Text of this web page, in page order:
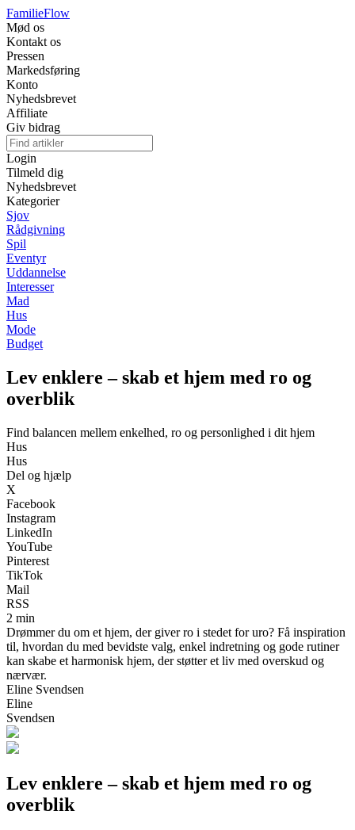
FamilieFlow
Mød os
Kontakt os
Pressen
Markedsføring
Konto
Nyhedsbrevet
Affiliate
Giv bidrag
Login
Tilmeld dig
Nyhedsbrevet
Kategorier
Sjov
Rådgivning
Spil
Eventyr
Uddannelse
Interesser
Mad
Hus
Mode
Budget
Lev enklere – skab et hjem med ro og
overblik
Find balancen mellem enkelhed, ro og personlighed i dit hjem
Hus
Hus
Del og hjælp
X
Facebook
Instagram
LinkedIn
YouTube
Pinterest
TikTok
Mail
RSS
2 min
Drømmer du om et hjem, der giver ro i stedet for uro? Få inspiration
til, hvordan du med bevidste valg, enkel indretning og gode rutiner
kan skabe et harmonisk hjem, der støtter et liv med overskud og
nærvær.
Eline Svendsen
Eline
Svendsen
Lev enklere – skab et hjem med ro og
overblik